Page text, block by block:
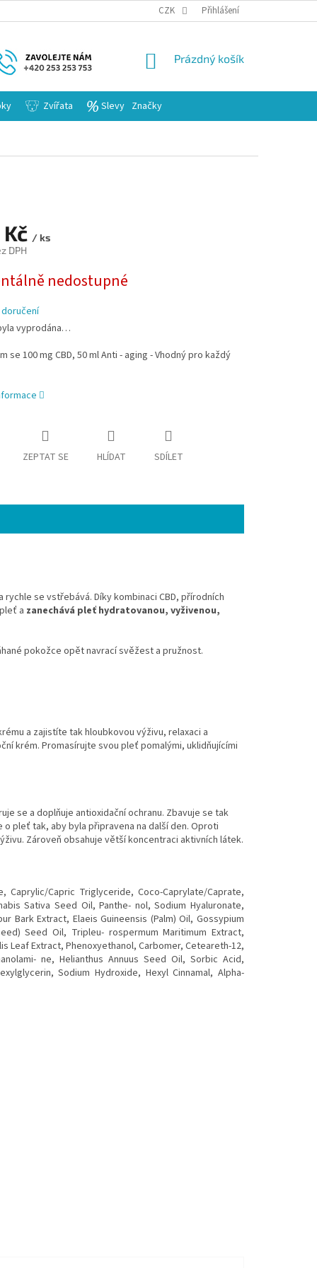
CZK Přihlášení
NÁKUPNÍ
Prázdný košík
Zvířata Slevy Značky
/ ks
DPH
nedostupné
vyprodána…
se 100 mg CBD, 50 ml Anti - aging - Vhodný pro každý
ZEPTAT SE HLÍDAT SDÍLET
se vstřebává. Díky kombinaci CBD, přírodních
a zanechává pleť hydratovanou, vyživenou,
pokožce opět navrací svěžest a pružnost.
a zajistíte tak hloubkovou výživu, relaxaci a
krém. Promasírujte svou pleť pomalými, uklidňujícími
se a doplňuje antioxidační ochranu. Zbavuje se tak
pleť tak, aby byla připravena na další den. Oproti
Zároveň obsahuje větší koncentraci aktivních látek.
Caprylic/Capric Triglyceride, Coco-Caprylate/Caprate,
Sativa Seed Oil, Panthe- nol, Sodium Hyaluronate,
Bark Extract, Elaeis Guineensis (Palm) Oil, Gossypium
Seed Oil, Tripleu- rospermum Maritimum Extract,
Leaf Extract, Phenoxyethanol, Carbomer, Ceteareth-12,
ne, Helianthus Annuus Seed Oil, Sorbic Acid,
Sodium Hydroxide, Hexyl Cinnamal, Alpha-